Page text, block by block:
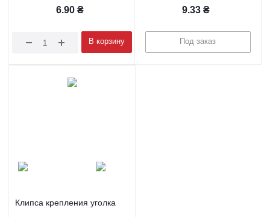
6.90 ₴
В корзину
9.33 ₴
Под заказ
Клипса крепления уголка